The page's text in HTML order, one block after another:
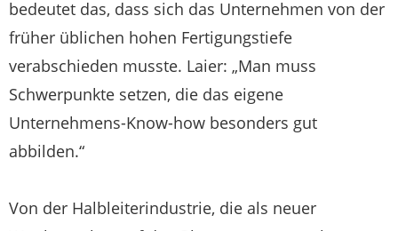
bedeutet das, dass sich das Unternehmen von der
früher üblichen hohen Fertigungstiefe
verabschieden musste. Laier: „Man muss
Schwerpunkte setzen, die das eigene
Unternehmens-Know-how besonders gut
abbilden.“
Von der Halbleiterindustrie, die als neuer